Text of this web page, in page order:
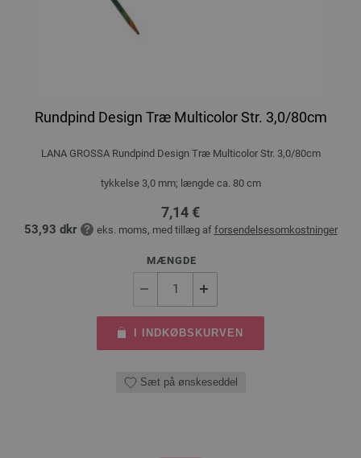
Rundpind Design Træ Multicolor Str. 3,0/80cm
LANA GROSSA Rundpind Design Træ Multicolor Str. 3,0/80cm
tykkelse 3,0 mm; længde ca. 80 cm
7,14 €
53,93 dkr eks. moms, med tillæg af forsendelsesomkostninger
MÆNGDE
I INDKØBSKURVEN
Sæt på ønskeseddel